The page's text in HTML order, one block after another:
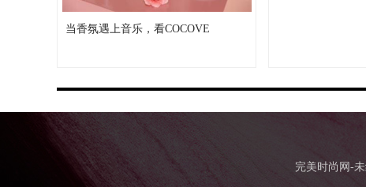
当香氛遇上音乐，看COCOVE
完美时尚网-